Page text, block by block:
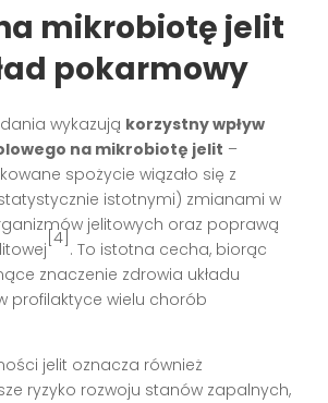
mikrobiotę jelit
pokarmowy
wykazują korzystny wpływ
na mikrobiotę jelit –
spożycie wiązało się z
istotnymi) zmianami w
jelitowych oraz poprawą
[4]
. To istotna cecha, biorąc
znaczenie zdrowia układu
profilaktyce wielu chorób
jelit oznacza również
ryzyko rozwoju stanów zapalnych,